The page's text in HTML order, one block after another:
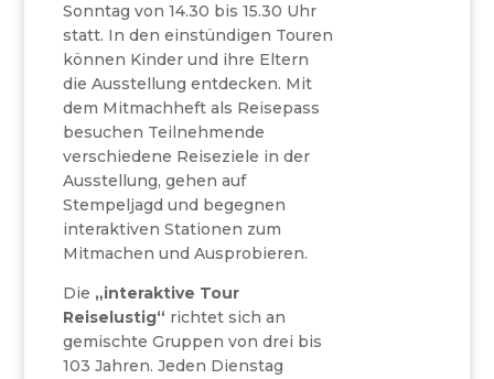
Sonntag von 14.30 bis 15.30 Uhr
statt. In den einstündigen Touren
können Kinder und ihre Eltern
die Ausstellung entdecken. Mit
dem Mitmachheft als Reisepass
besuchen Teilnehmende
verschiedene Reiseziele in der
Ausstellung, gehen auf
Stempeljagd und begegnen
interaktiven Stationen zum
Mitmachen und Ausprobieren.
Die „interaktive Tour
Reiselustig“ richtet sich an
gemischte Gruppen von drei bis
103 Jahren. Jeden Dienstag